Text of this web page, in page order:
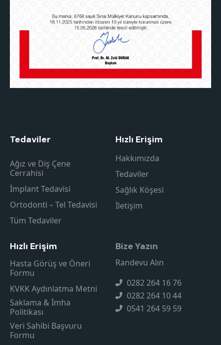
Tedaviler
Ağız ve Diş Çene
Cerrahisi
İmplant Tedavisi
Ortodonti – Tel Tedavisi
Tüm Tedaviler
Hızlı Erişim
Hakkımızda
Tedaviler
Sağlık Köşesi
İletişim
Hızlı Erişim
Hasta Görüş ve Öneri
Formu
KVKK Aydınlatma Metni
Saklama & İmha
Politikası
Veri Sahibi Başvuru
Formu
Bize Yazın
Randevu Alın
0282 264 16 76
0282 264 10 44
0541 264 59 59